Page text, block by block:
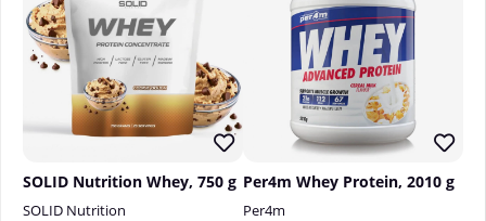
SOLID Nutrition Whey, 750 g
SOLID Nutrition
Per4m Whey Protein, 2010 g
Per4m